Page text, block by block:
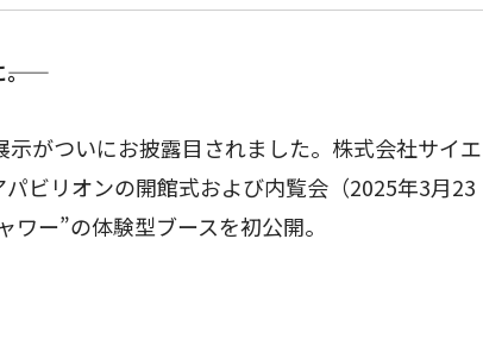
。
がついにお披露目されました。株式会社サイエ
ビリオンの開館式および内覧会（2025年3月23
ー”の体験型ブースを初公開。